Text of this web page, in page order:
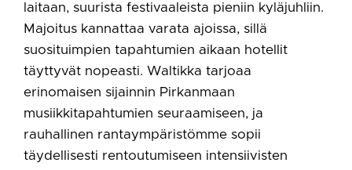
laitaan, suurista festivaaleista pieniin kyläjuhliin.
Majoitus kannattaa varata ajoissa, sillä
suosituimpien tapahtumien aikaan hotellit
täyttyvät nopeasti. Waltikka tarjoaa
erinomaisen sijainnin Pirkanmaan
musiikkitapahtumien seuraamiseen, ja
rauhallinen rantaympäristömme sopii
täydellisesti rentoutumiseen intensiivisten